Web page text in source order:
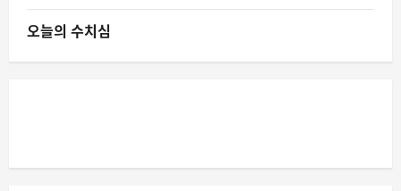
오늘의 수치심